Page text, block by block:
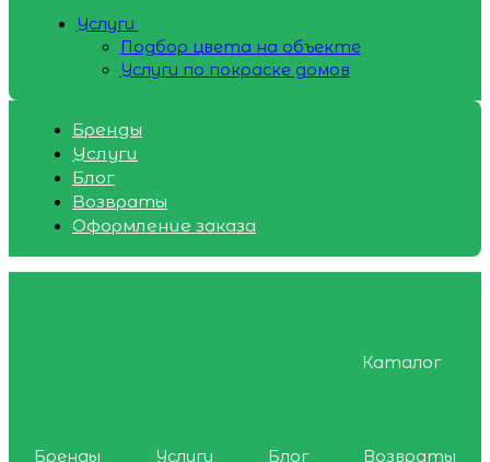
Услуги
Подбор цвета на объекте
Услуги по покраске домов
Бренды
Услуги
Блог
Возвраты
Оформление заказа
Каталог
Бренды Услуги Блог
Возвраты